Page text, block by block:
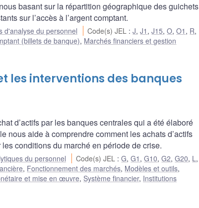
basant sur la répartition géographique des guichets
sur l’accès à l’argent comptant.
d'analyse du personnel Code(s) JEL :J,J1 ,J15,O,O1 , R,
(billets de banque), Marchés financiers et gestion
les interventions des banques
d’actifs par les banques centrales qui a été élaboré
nous aide à comprendre comment les achats d’actifs
conditions du marché en période de crise.
du personnel Code(s) JEL :G,G1 ,G10,G2,G20, L,
, Fonctionnement des marchés, Modèles et outils,
et mise en œuvre, Système financier, Institutions